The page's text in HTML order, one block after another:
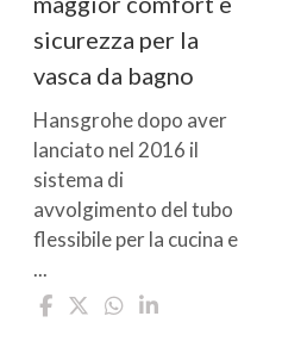
sicurezza per la
vasca da bagno
Hansgrohe dopo aver
lanciato nel 2016 il
sistema di
avvolgimento del tubo
flessibile per la cucina e
...